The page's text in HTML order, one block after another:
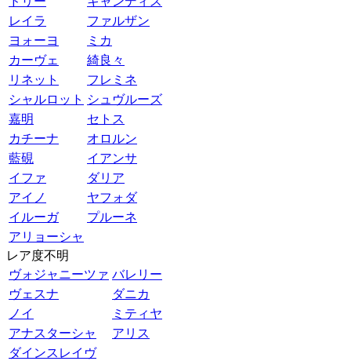
レイラ
ファルザン
ヨォーヨ
ミカ
カーヴェ
綺良々
リネット
フレミネ
シャルロット シュヴルーズ
嘉明
セトス
カチーナ
オロルン
藍硯
イアンサ
イファ
ダリア
アイノ
ヤフォダ
イルーガ
プルーネ
アリョーシャ
レア度不明
ヴォジャニーツァ バレリー
ヴェスナ
ダニカ
ノイ
ミティヤ
アナスターシャ
アリス
ダインスレイヴ